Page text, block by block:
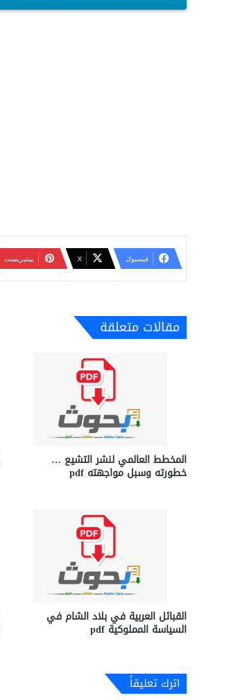
فيسبوك ‫X بينتيريست
مقالات متعلقة
المخطط العالمي لنشر التشيع …
خطورته وسبل مواجهته pdf
القبائل العربية في بلاد الشام في
السياسة المملوكية pdf
اترك تعليقاً